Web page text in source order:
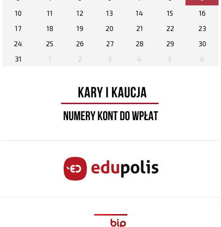
10
11 12 13 14 15
16
17
18 19 20 21 22
23
24
25 26 27 28 29
30
31
1 2 3 4 5 6